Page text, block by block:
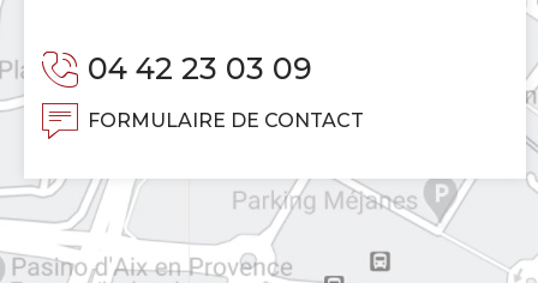
04 42 23 03 09
FORMULAIRE DE CONTACT